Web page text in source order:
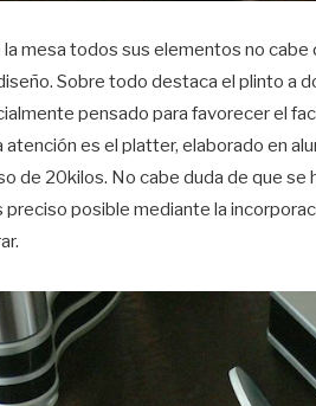
mesa todos sus elementos no
Sobre todo destaca el plinto a
pensado para favorecer el
atención es el platter, elaborado en
de 20kilos. No cabe duda de que
posible mediante la